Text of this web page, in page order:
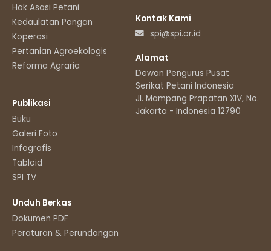
Hak Asasi Petani
Kedaulatan Pangan
Koperasi
Pertanian Agroekologis
Reforma Agraria
Publikasi
Buku
Galeri Foto
Infografis
Tabloid
SPI TV
Unduh Berkas
Dokumen PDF
Peraturan & Perundangan
Kontak Kami
spi@spi.or.id
Alamat
Dewan Pengurus Pusat
Serikat Petani Indonesia
Jl. Mampang Prapatan XIV, No.11
Jakarta - Indonesia 12790